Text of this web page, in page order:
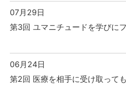
07月29日
第3回 ユマニチュードを学びに
06月24日
第2回 医療を相手に受け取って